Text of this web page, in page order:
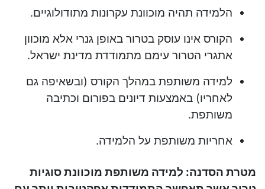
הלמידה תהיה מוכוונת עקרונות מתודולוגיים.
הקורס אינו עוסק בטרור באופן גנרי אלא מוכוון
אתגרי הטרור עימם מתמודדת מדינת ישראל.
למידה משותפת במהלך הקורס (ובשאיפה גם
לאחריו) באמצעות דיונים בפורום וכתיבה
משותפת.
אחריות משותפת על הלמידה.
מטרת הסדנה: למידה משותפת מוכוונת סוגיות